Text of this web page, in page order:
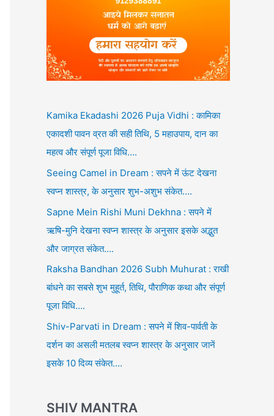
Kamika Ekadashi 2026 Puja Vidhi : कामिका
एकादशी पावन व्रत की सही तिथि, 5 महाउपाय, दान का
महत्व और संपूर्ण पूजा विधि….
Seeing Camel in Dream : सपने में ऊंट देखना
स्वप्न शास्त्र, के अनुसार शुभ-अशुभ संकेत….
Sapne Mein Rishi Muni Dekhna : सपने में
ऋषि-मुनि देखना स्वप्न शास्त्र के अनुसार इसके अद्भुत
और जाग्रत संकेत….
Raksha Bandhan 2026 Subh Muhurat : राखी
बांधने का सबसे शुभ मुहूर्त, तिथि, पौराणिक कथा और संपूर्ण
पूजा विधि….
Shiv-Parvati in Dream : सपने में शिव-पार्वती के
दर्शन का असली मतलब स्वप्न शास्त्र के अनुसार जानें
इसके 10 दिव्य संकेत….
SHIV MANTRA